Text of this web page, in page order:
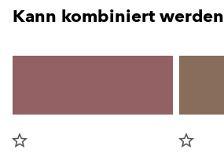
Kann kombiniert
star_border
star_border